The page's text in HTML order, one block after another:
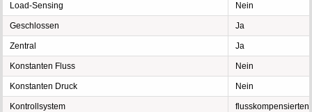
Load-Sensing Nein
Geschlossen Ja
Zentral Ja
Konstanten Fluss Nein
Konstanten Druck Nein
Kontrollsystem flusskompensierten